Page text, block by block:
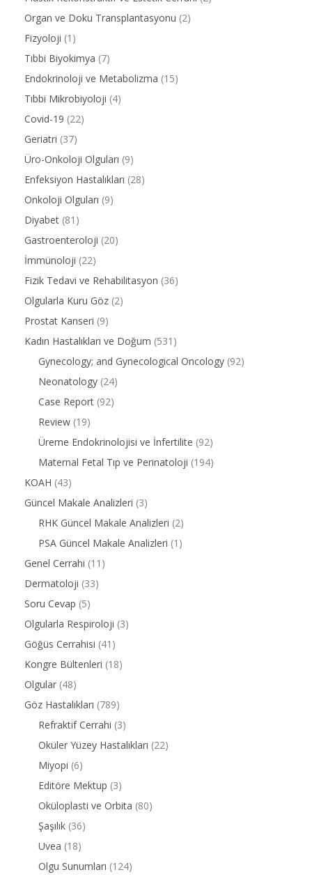
Organ ve Doku Transplantasyonu (2)
Fizyoloji (1)
Tıbbi Biyokimya (7)
Endokrinoloji ve Metabolizma (15)
Tıbbi Mikrobiyoloji (4)
Covid-19 (22)
Geriatri (37)
Üro-Onkoloji Olguları (9)
Enfeksiyon Hastalıkları (28)
Onkoloji Olguları (9)
Diyabet (81)
Gastroenteroloji (20)
İmmünoloji (22)
Fizik Tedavi ve Rehabilitasyon (36)
Olgularla Kuru Göz (2)
Prostat Kanseri (9)
Kadın Hastalıkları ve Doğum (531)
Gynecology; and Gynecological Oncology (92)
Neonatology (24)
Case Report (92)
Review (19)
Üreme Endokrinolojisi ve İnfertilite (92)
Maternal Fetal Tıp ve Perinatoloji (194)
KOAH (43)
Güncel Makale Analizleri (3)
RHK Güncel Makale Analizleri (2)
PSA Güncel Makale Analizleri (1)
Genel Cerrahi (11)
Dermatoloji (33)
Soru Cevap (5)
Olgularla Respiroloji (3)
Göğüs Cerrahisi (41)
Kongre Bültenleri (18)
Olgular (48)
Göz Hastalıkları (789)
Refraktif Cerrahi (3)
Oküler Yüzey Hastalıkları (22)
Miyopi (6)
Editöre Mektup (3)
Oküloplasti ve Orbita (80)
Şaşılık (36)
Uvea (18)
Olgu Sunumları (124)